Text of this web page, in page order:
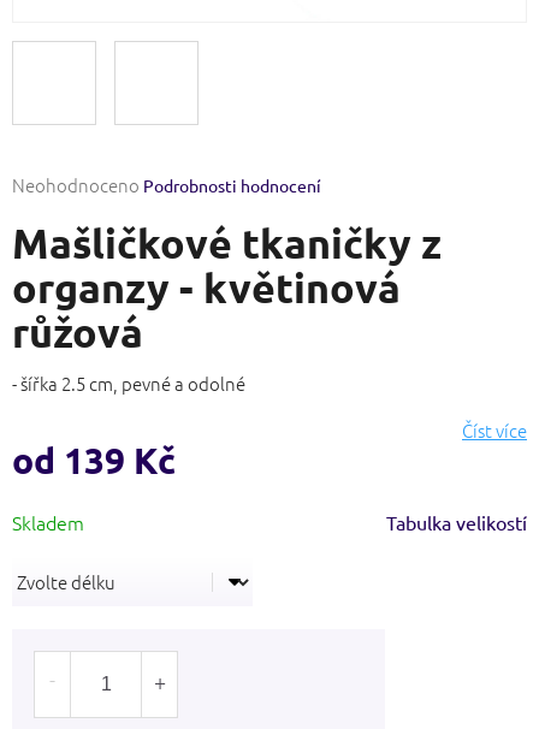
Průměrné
produktu
je
0,0
z
5
hvězdiček.
Neohodnoceno Podrobnosti hodnocení
Mašličkové tkaničky z
organzy - květinová
růžová
- šířka 2.5 cm, pevné a odolné
Číst více
od 139 Kč
cena:
Tabulka velikostí